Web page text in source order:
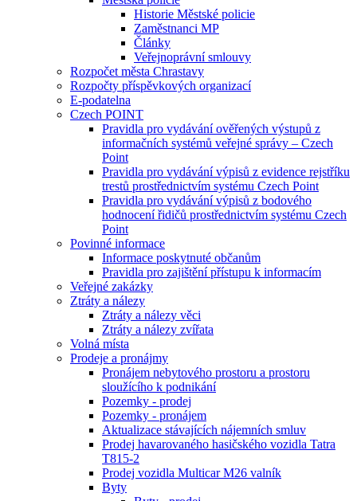
Historie Městské policie
Zaměstnanci MP
Články
Veřejnoprávní smlouvy
Rozpočet města Chrastavy
Rozpočty příspěvkových organizací
E-podatelna
Czech POINT
Pravidla pro vydávání ověřených výstupů z
informačních systémů veřejné správy – Czech
Point
Pravidla pro vydávání výpisů z evidence rejstříku
trestů prostřednictvím systému Czech Point
Pravidla pro vydávání výpisů z bodového
hodnocení řidičů prostřednictvím systému Czech
Point
Povinné informace
Informace poskytnuté občanům
Pravidla pro zajištění přístupu k informacím
Veřejné zakázky
Ztráty a nálezy
Ztráty a nálezy věci
Ztráty a nálezy zvířata
Volná místa
Prodeje a pronájmy
Pronájem nebytového prostoru a prostoru
sloužícího k podnikání
Pozemky - prodej
Pozemky - pronájem
Aktualizace stávajících nájemních smluv
Prodej havarovaného hasičského vozidla Tatra
T815-2
Prodej vozidla Multicar M26 valník
Byty